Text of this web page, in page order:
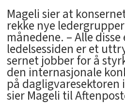
Mageli sier at
rekke nye
månedene. – Alle
ledelsessiden er et
sernet jobber for å
den internasjonale
på dagligvaresektoren
sier Mageli til